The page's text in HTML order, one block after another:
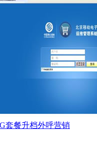
套餐升档外呼营销